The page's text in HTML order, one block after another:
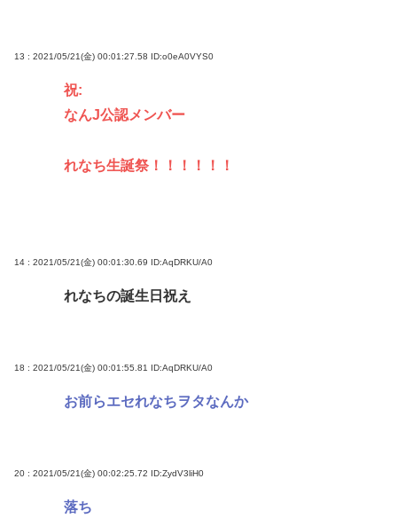
13 : 2021/05/21(金) 00:01:27.58 ID:o0eA0VYS0
祝:
なんJ公認メンバー
れなち生誕祭！！！！！！
14 : 2021/05/21(金) 00:01:30.69 ID:AqDRKU/A0
れなちの誕生日祝え
18 : 2021/05/21(金) 00:01:55.81 ID:AqDRKU/A0
お前らエセれなちヲタなんか
20 : 2021/05/21(金) 00:02:25.72 ID:ZydV3liH0
落ち